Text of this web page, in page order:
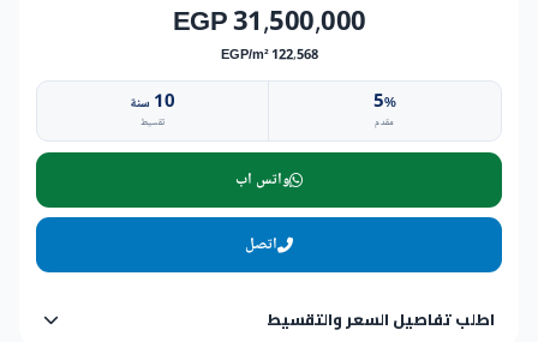
31,500,000 EGP
122,568 EGP/m²
5%
مقدم
10 سنة
تقسيط
واتس اب
اتصل
اطلب تفاصيل السعر والتقسيط